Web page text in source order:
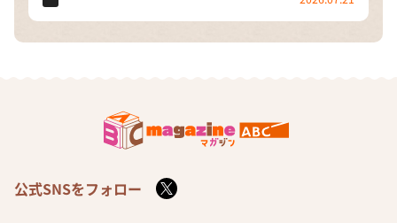
公式SNSをフォロー